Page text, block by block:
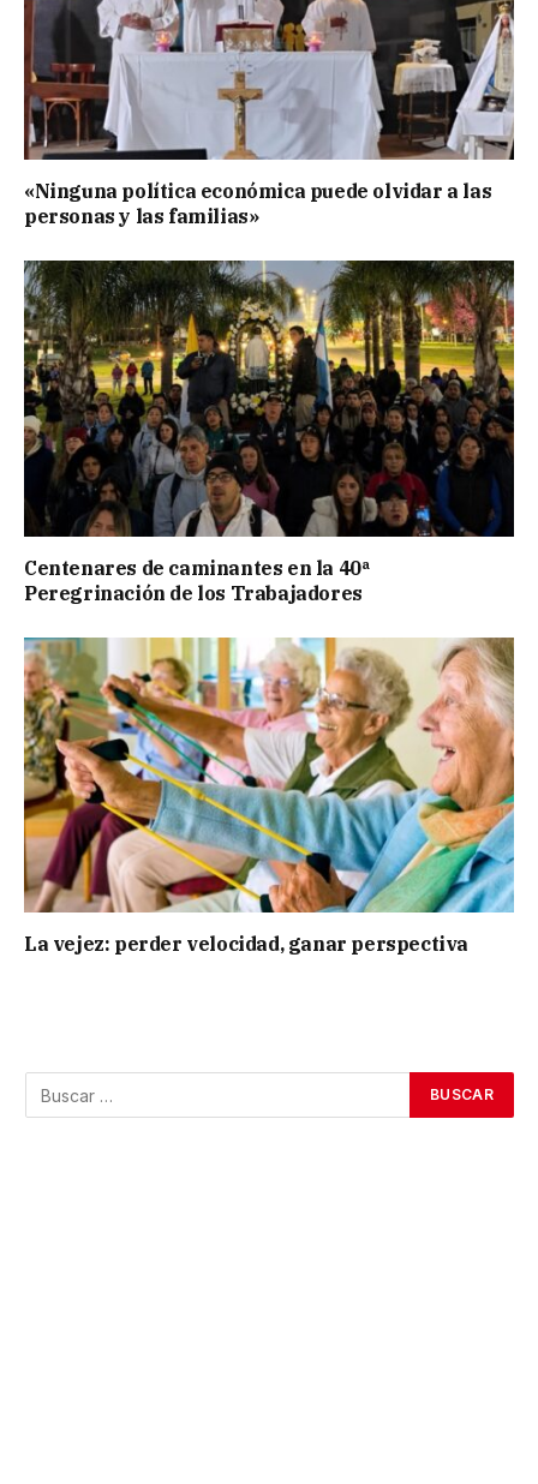
«Ninguna política económica puede olvidar a las
personas y las familias»
Centenares de caminantes en la 40ª
Peregrinación de los Trabajadores
La vejez: perder velocidad, ganar perspectiva